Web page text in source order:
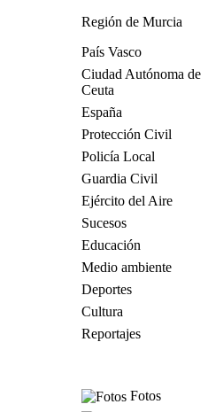
Región de Murcia
País Vasco
Ciudad Autónoma de
Ceuta
España
Protección Civil
Policía Local
Guardia Civil
Ejército del Aire
Sucesos
Educación
Medio ambiente
Deportes
Cultura
Reportajes
Fotos